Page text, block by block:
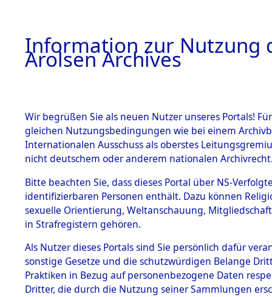
BESTÄNDE
1.
Inhaftierungsdoku
mente
1.2.9 Beim ITS
verwahrte
1.2.9.1
Effekten aus
dem KZ
Dachau
7Akten
JOHAN
Land
Niederlande
Information zur Nutzung
Arolsen Archives
Wir begrüßen Sie als neuen Nutzer unseres Portals!
gleichen Nutzungsbedingungen wie bei einem
Internationalen Ausschuss als oberstes
nicht deutschem oder anderem nationalen
Bitte beachten Sie, dass dieses Portal über NS-
identifizierbaren Personen enthält. Dazu können
sexuelle Orientierung, Weltanschauung,
in Strafregistern gehören.
Als Nutzer dieses Portals sind Sie persönlich dafür
sonstige Gesetze und die schutzwürdigen Belange
Praktiken in Bezug auf personenbezogene Daten
Dritter, die durch die Nutzung seiner Sammlungen